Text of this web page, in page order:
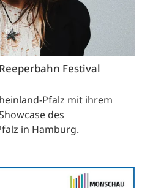
Festival
Pfalz mit ihrem
des
in Hamburg.